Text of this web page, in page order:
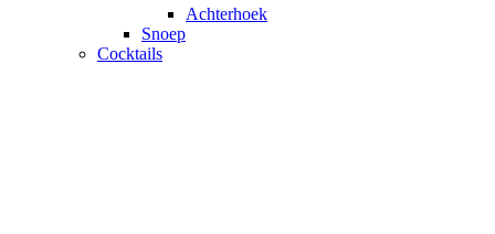
Achterhoek
Snoep
Cocktails